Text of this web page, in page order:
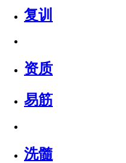
复训
资质
易筋
洗髓